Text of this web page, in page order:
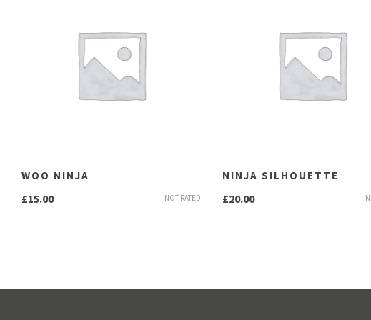
WOO NINJA
NOT RATED
£15.00
NINJA SILHOUETTE
£20.00